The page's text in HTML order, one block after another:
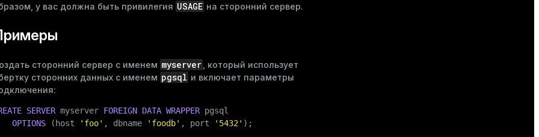
у вас должна быть привилегия USAGE на сторонний сервер.
сторонний сервер с именем myserver
, который использует
сторонних данных с именем pgsql и включает параметры
SERVER myserver FOREIGN DATA WRAPPER pgsql
OPTIONS (host 'foo' , dbname 'foodb' , port '5432' );